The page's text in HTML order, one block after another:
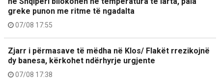
greke punon me ritme të ngadalta
07/08 17:55
Zjarr i përmasave të mëdha në Klos/ Flakët rrezikojnë
dy banesa, kërkohet ndërhyrje urgjente
07/08 17:38